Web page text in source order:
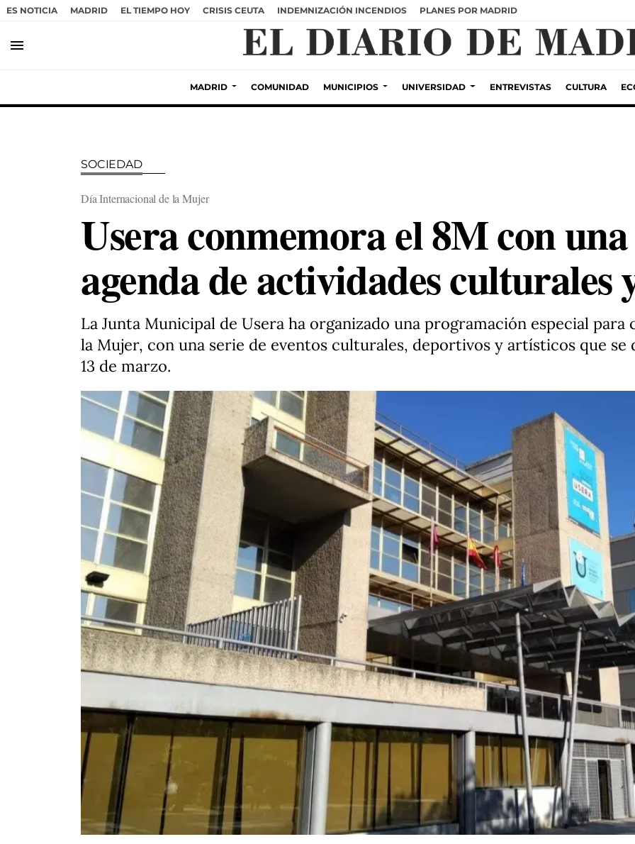
ES NOTICIA MADRID EL TIEMPO HOY CRISIS CEUTA INDEMNIZACIÓN INCENDIOS PLANES POR MADRID
menu
MADRID COMUNIDAD MUNICIPIOS UNIVERSIDAD ENTREVISTAS CULTURA
SOCIEDAD
Día Internacional de la Mujer
Usera conmemora el 8M con
agenda de actividades culturales
La Junta Municipal de Usera ha organizado una programación especial
la Mujer, con una serie de eventos culturales, deportivos y artísticos que se
13 de marzo.